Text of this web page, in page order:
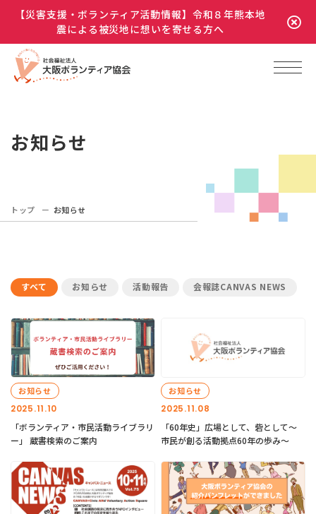
【災害支援・ボランティア活動情報】令和８年熊本地
震による被災地に想いを寄せる方へ
お知らせ
トップ お知らせ
すべて お知らせ 活動報告 会報誌CANVAS NEWS
2025.11.10
お知らせ
「ボランティア・市民活動ライブラリ
ー」 蔵書検索のご案内
2025.11.08
お知らせ
「60年史」広場として、砦として～
市民が創る活動拠点60年の歩み～